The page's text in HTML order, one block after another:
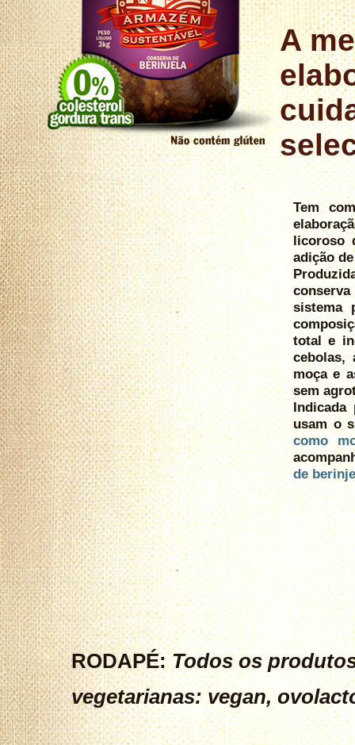
A
Tem
licoroso
adição
sistema
total e
cebolas,
moça e
sem
Indicada
usam o
como
de
RODAPÉ:Todos os
vegetarianas: vegan,